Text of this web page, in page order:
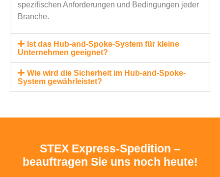
spezifischen Anforderungen und Bedingungen jeder
Branche.
Ist das Hub-and-Spoke-System für kleine
Unternehmen geeignet?
Wie wird die Sicherheit im Hub-and-Spoke-
System gewährleistet?
STEX Express-Spedition –
beauftragen Sie uns noch heute!